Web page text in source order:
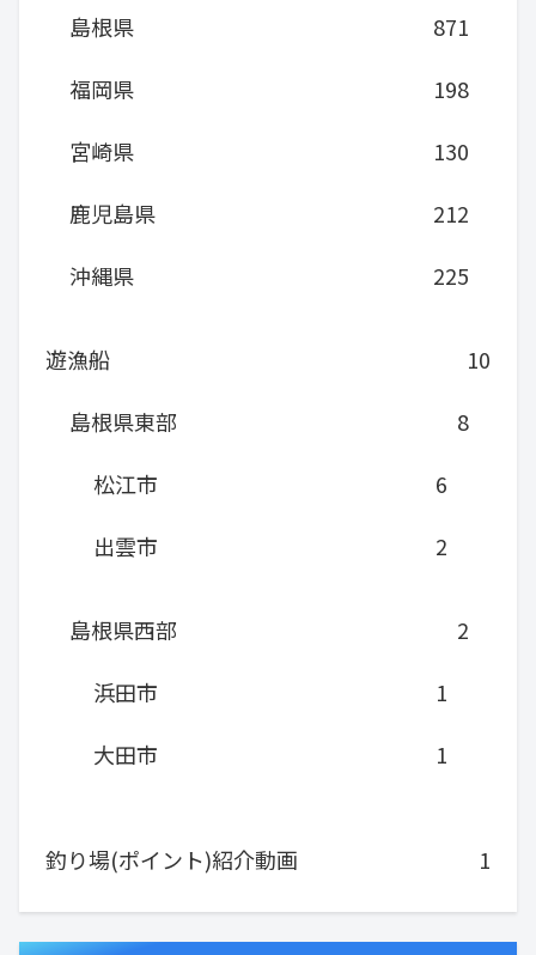
島根県
871
福岡県
198
宮崎県
130
鹿児島県
212
沖縄県
225
遊漁船
10
島根県東部
8
松江市
6
出雲市
2
島根県西部
2
浜田市
1
大田市
1
釣り場(ポイント)紹介動画 1